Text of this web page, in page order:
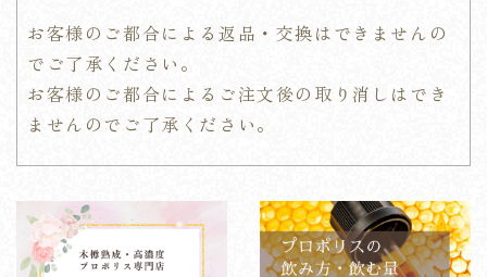
お客様のご都合による返品・交換はできませんの
でご了承ください。
お客様のご都合によるご注文後の取り消しはでき
ませんのでご了承ください。